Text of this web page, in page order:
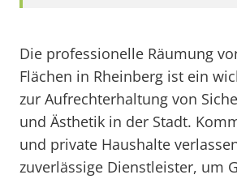
Die professionelle Räumung
Flächen in Rheinberg ist ein
zur Aufrechterhaltung von
und Ästhetik in der Stadt.
und private Haushalte
zuverlässige Dienstleister, um